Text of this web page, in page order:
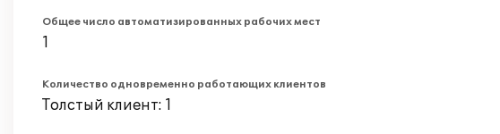
Общее число автоматизированных рабочих мест
1
Количество одновременно работающих клиентов
Толстый клиент: 1